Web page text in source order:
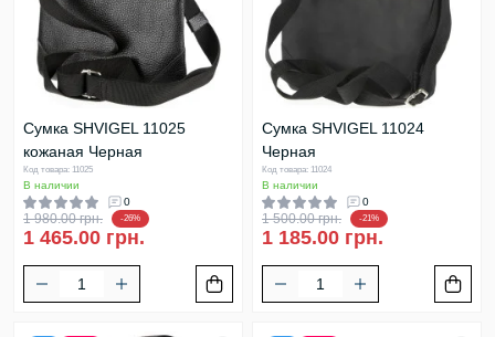
Сумка SHVIGEL 11025
кожаная Черная
Код товара: 11025
В наличии
0
1 980.00 грн. -26%
1 465.00 грн.
Сумка SHVIGEL 11024
Черная
Код товара: 11024
В наличии
0
1 500.00 грн. -21%
1 185.00 грн.